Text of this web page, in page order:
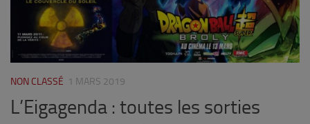
NON CLASSÉ 1 MARS 2019
L’Eigagenda : toutes les sorties